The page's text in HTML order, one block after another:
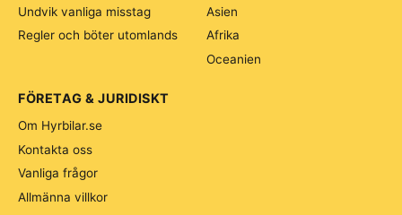
Asien
Afrika
Oceanien
Undvik vanliga misstag
Regler och böter utomlands
FÖRETAG & JURIDISKT
Om Hyrbilar.se
Kontakta oss
Vanliga frågor
Allmänna villkor